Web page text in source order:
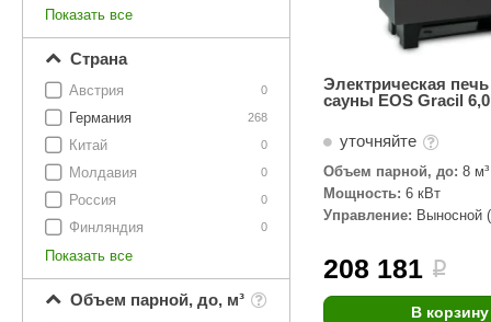
Аудио/Акустика
Освещение
Дерево для бани
IDABIO
TechHolland
IKI Tulikivi
Blumenberg WDT
HygroMatik Schiedel
Kusaterm Craft
Klover Maestro
KERKES
Показать все
Страна
0
Австрия
268
Германия
0
Китай
0
Молдавия
0
Россия
0
Финляндия
Показать все
Объем парной, до, м³
Электрическая
сауны EOS Gracil
уточняйте
Объем парной, до: 8 м³
Мощность: 6 кВт
Управление: Выносной
208 181 i
В корзину